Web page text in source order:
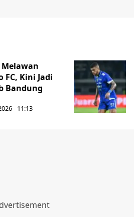
Kini Jadi
Bandung
- 11:13